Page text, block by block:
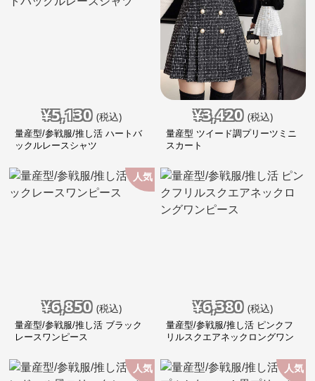
¥5,130 (税込)
量産型/参戦服/推し活 ハートバ
ックルレースシャツ
¥3,420 (税込)
量産型 ツイード調プリーツミニ
スカート
人気
¥6,850 (税込)
量産型/参戦服/推し活 ブラック
レースワンピース
¥6,380 (税込)
量産型/参戦服/推し活 ピンクフ
リルスクエアネックロングワン
人気 人気